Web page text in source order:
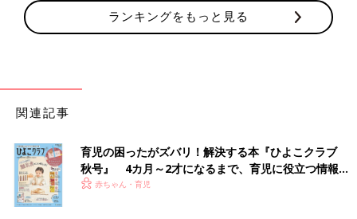
ランキングをもっと見る
関連記事
育児の困ったがズバリ！解決する本『ひよこクラブ
秋号』 4カ月～2才になるまで、育児に役立つ情報が
いっぱい！
赤ちゃん・育児